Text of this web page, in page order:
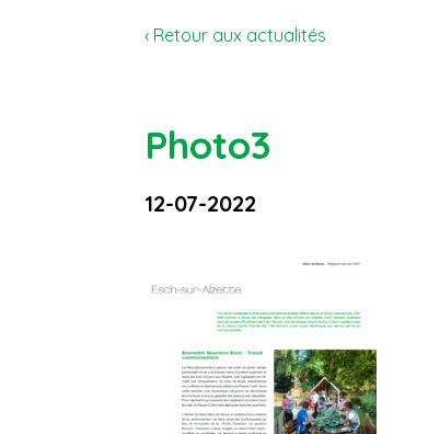
‹ Retour aux actualités
Photo3
12-07-2022